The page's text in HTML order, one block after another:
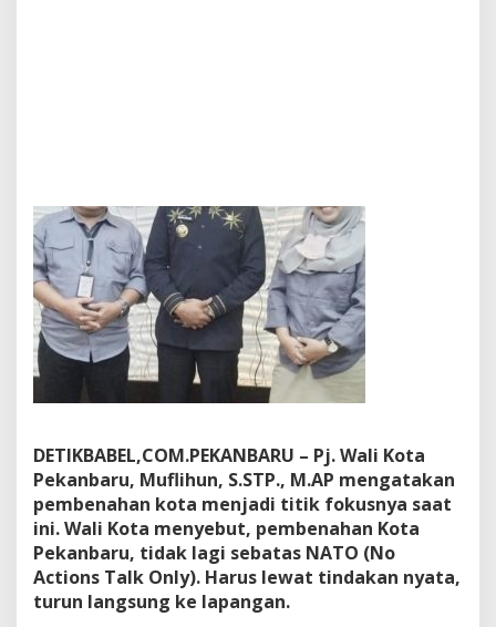
k
a
a
r
A
u
k
a
P
e
a
i
DETIKBABEL,COM.PEKANBARU – Pj. Wali Kota
Pekanbaru, Muflihun, S.STP., M.AP mengatakan
pembenahan kota menjadi titik fokusnya saat
ini. Wali Kota menyebut, pembenahan Kota
Pekanbaru, tidak lagi sebatas NATO (No
Actions Talk Only). Harus lewat tindakan nyata,
turun langsung ke lapangan.